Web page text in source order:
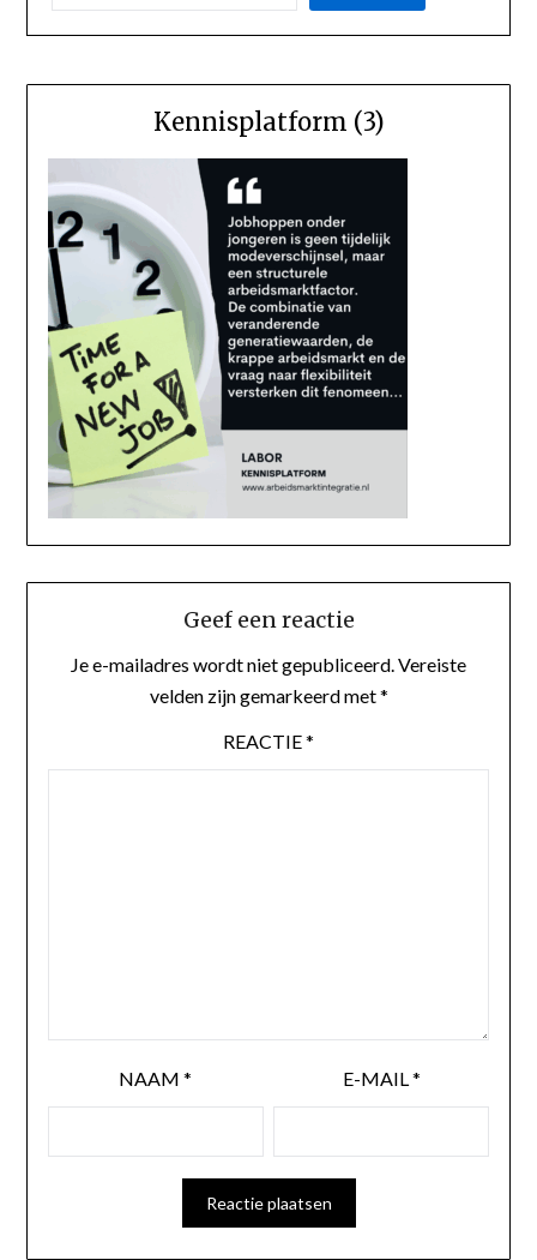
Kennisplatform (3)
Geef een reactie
Je e-mailadres wordt niet gepubliceerd. Vereiste
velden zijn gemarkeerd met*
REACTIE*
NAAM* E-MAIL *